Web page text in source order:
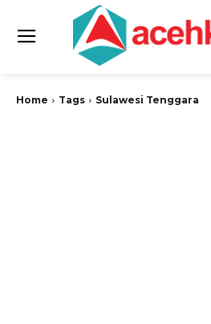
Home Tags Sulawesi Tenggara